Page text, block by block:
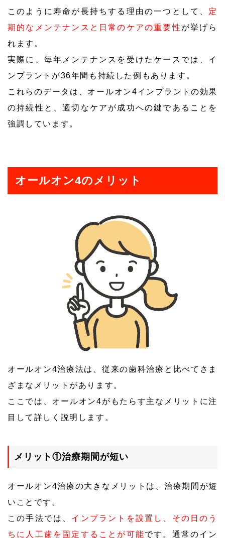
このように寿命が長持ちする理由の一つとして、 定
期的なメンテナンスと日常のケアの重要性 が挙げら
れます。
実際に、毎年メンテナンスを受けたケースでは、イ
ンプラントが36年間も持続した例もあります。
これらのデータは、オールオン4インプラントの効果
の持続性と、適切なケアが成功への鍵であることを
強調しています。
オールオン4のメリット
オールオン4治療法は、従来の歯科治療と比べてさま
ざまなメリットがあります。
ここでは、オールオン4がもたらす主なメリットに注
目して詳しく説明します。
メリット①治療期間が短い
オールオン4治療の大きなメリットは、治療期間が短
いことです。
この手法では、 インプラントを設置し、その日のう
ちに人工歯を固定することが可能です。通常のイン